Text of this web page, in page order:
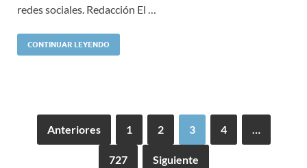
redes sociales. Redacción El …
CONTINUAR LEYENDO
Anteriores 1 2 3 4
727 Siguiente